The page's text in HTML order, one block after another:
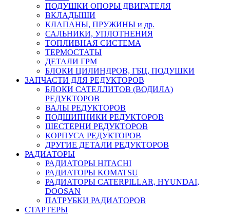
ПОДУШКИ ОПОРЫ ДВИГАТЕЛЯ
ВКЛАДЫШИ
КЛАПАНЫ, ПРУЖИНЫ и др.
САЛЬНИКИ, УПЛОТНЕНИЯ
ТОПЛИВНАЯ СИСТЕМА
ТЕРМОСТАТЫ
ДЕТАЛИ ГРМ
БЛОКИ ЦИЛИНДРОВ, ГБЦ, ПОДУШКИ
ЗАПЧАСТИ ДЛЯ РЕДУКТОРОВ
БЛОКИ САТЕЛЛИТОВ (ВОДИЛА)
РЕДУКТОРОВ
ВАЛЫ РЕДУКТОРОВ
ПОДШИПНИКИ РЕДУКТОРОВ
ШЕСТЕРНИ РЕДУКТОРОВ
КОРПУСА РЕДУКТОРОВ
ДРУГИЕ ДЕТАЛИ РЕДУКТОРОВ
РАДИАТОРЫ
РАДИАТОРЫ HITACHI
РАДИАТОРЫ KOMATSU
РАДИАТОРЫ CATERPILLAR, HYUNDAI,
DOOSAN
ПАТРУБКИ РАДИАТОРОВ
СТАРТЕРЫ